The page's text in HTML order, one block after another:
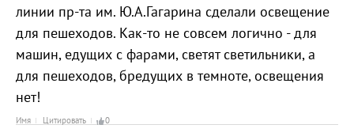
линии пр-та им. Ю.А.Гагарина сделали освещение
для пешеходов. Как-то не совсем логично - для
машин, едущих с фарами, светят светильники, а
для пешеходов, бредущих в темноте, освещения
нет!
Имя Цитировать 0